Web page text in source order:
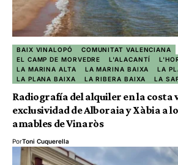
BAIX VINALOPÓ
COMUNITAT VALENCIANA
EL CAMP DE MORVEDRE
L'ALACANTÍ
LA MARINA ALTA
LA MARINA BAIXA
LA
LA PLANA BAIXA
LA RIBERA BAIXA LA
Radiografía del alquiler en la costa
exclusividad de Alboraia y Xàbia a
amables de Vinaròs
PorToni Cuquerella